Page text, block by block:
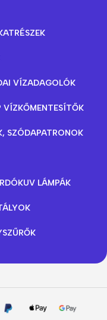
VÍZADAGOLÓK
VÍZKŐMENTESÍTŐK
SZÓDAPATRONOK
UV LÁMPÁK